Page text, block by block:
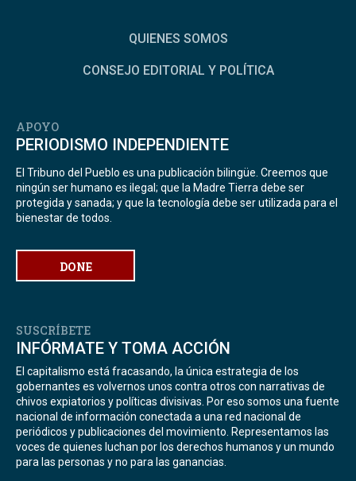
QUIENES SOMOS
CONSEJO EDITORIAL Y POLÍTICA
APOYO
PERIODISMO INDEPENDIENTE
El Tribuno del Pueblo es una publicación bilingüe. Creemos que
ningún ser humano es ilegal; que la Madre Tierra debe ser
protegida y sanada; y que la tecnología debe ser utilizada para el
bienestar de todos.
DONE
SUSCRÍBETE
INFÓRMATE Y TOMA ACCIÓN
El capitalismo está fracasando, la única estrategia de los
gobernantes es volvernos unos contra otros con narrativas de
chivos expiatorios y políticas divisivas. Por eso somos una fuente
nacional de información conectada a una red nacional de
periódicos y publicaciones del movimiento. Representamos las
voces de quienes luchan por los derechos humanos y un mundo
para las personas y no para las ganancias.